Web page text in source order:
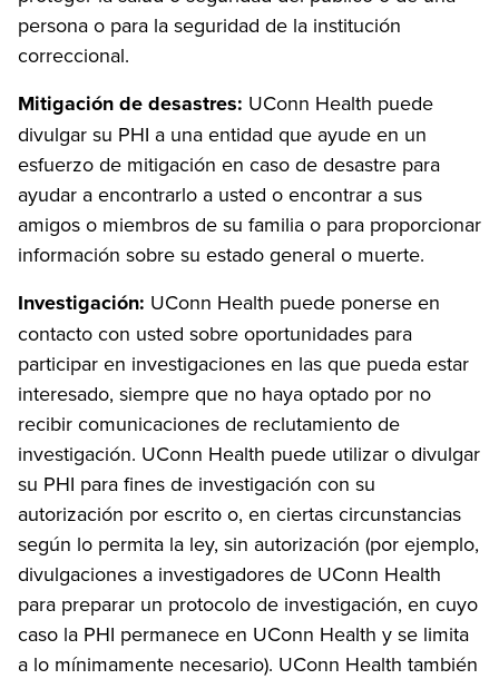
persona o para la seguridad de la institución
correccional.
Mitigación de desastres: UConn Health puede
divulgar su PHI a una entidad que ayude en un
esfuerzo de mitigación en caso de desastre para
ayudar a encontrarlo a usted o encontrar a sus
amigos o miembros de su familia o para proporcionar
información sobre su estado general o muerte.
Investigación: UConn Health puede ponerse en
contacto con usted sobre oportunidades para
participar en investigaciones en las que pueda estar
interesado, siempre que no haya optado por no
recibir comunicaciones de reclutamiento de
investigación. UConn Health puede utilizar o divulgar
su PHI para fines de investigación con su
autorización por escrito o, en ciertas circunstancias
según lo permita la ley, sin autorización (por ejemplo,
divulgaciones a investigadores de UConn Health
para preparar un protocolo de investigación, en cuyo
caso la PHI permanece en UConn Health y se limita
a lo mínimamente necesario). UConn Health también